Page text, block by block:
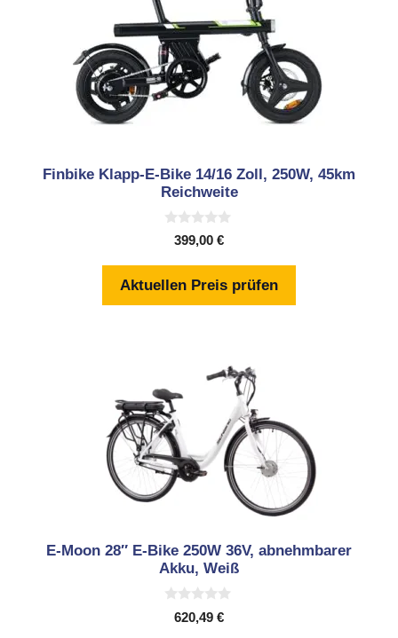
Finbike Klapp-E-Bike 14/16 Zoll, 250W, 45km
Reichweite
5
399,00 €
Aktuellen Preis prüfen
E-Moon 28″ E-Bike 250W 36V, abnehmbarer
Akku, Weiß
620,49 €